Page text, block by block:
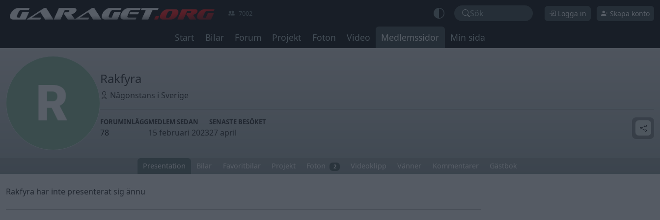
7002 Sök Logga in Skapa konto
Start Bilar Forum Projekt Foton Video Medlemssidor Min sida
Rakfyra
Någonstans i Sverige
FORUMINLÄGG
78
MEDLEM SEDAN
15 februari 2023
SENASTE BESÖKET
27 april
Presentation Bilar Favoritbilar Projekt Foton 2 Videoklipp Vänner Kommentarer Gästbok
Rakfyra har inte presenterat sig ännu